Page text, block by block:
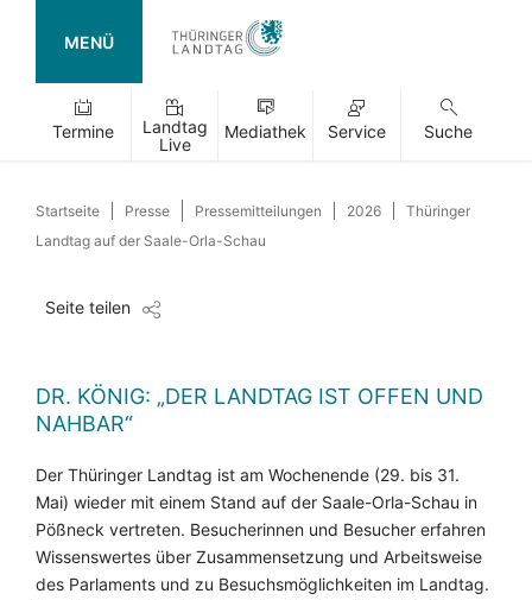
MENÜ
Termine
Landtag
Live
Mediathek Service Suche
Startseite Presse Pressemitteilungen 2026
Thüringer
Landtag auf der Saale-Orla-Schau
Seite teilen
DR. KÖNIG: „DER LANDTAG IST OFFEN UND
NAHBAR“
Der Thüringer Landtag ist am Wochenende (29. bis 31.
Mai) wieder mit einem Stand auf der Saale-Orla-Schau in
Pößneck vertreten. Besucherinnen und Besucher erfahren
Wissenswertes über Zusammensetzung und Arbeitsweise
des Parlaments und zu Besuchsmöglichkeiten im Landtag.